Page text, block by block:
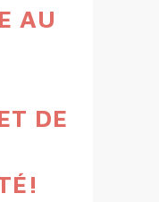
AU
DE